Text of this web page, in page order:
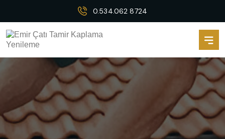
0.534.062 8724